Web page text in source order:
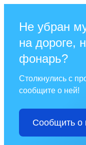
Не убран
на дороге,
фонарь?
Столкнулись с
сообщите о ней!
Сообщить о